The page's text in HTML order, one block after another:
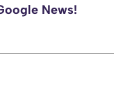
News!